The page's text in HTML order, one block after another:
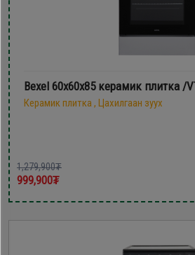
Bexel 60х60х85 керамик плитка /
Керамик плитка , Цахилгаан зуух
1,279,900₮
999,900₮